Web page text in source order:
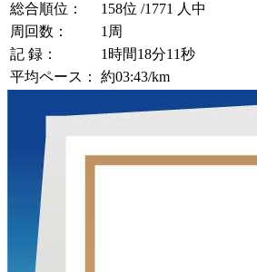
総合順位：
158位 /1771 人中
周回数：
1周
記 録：
1時間18分11秒
平均ペース：
約03:43/km